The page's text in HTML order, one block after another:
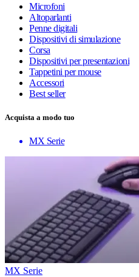
Microfoni
Altoparlanti
Penne digitali
Dispositivi di simulazione
Corsa
Dispositivi per presentazioni
Tappetini per mouse
Accessori
Best seller
Acquista a modo tuo
MX Serie
MX Serie